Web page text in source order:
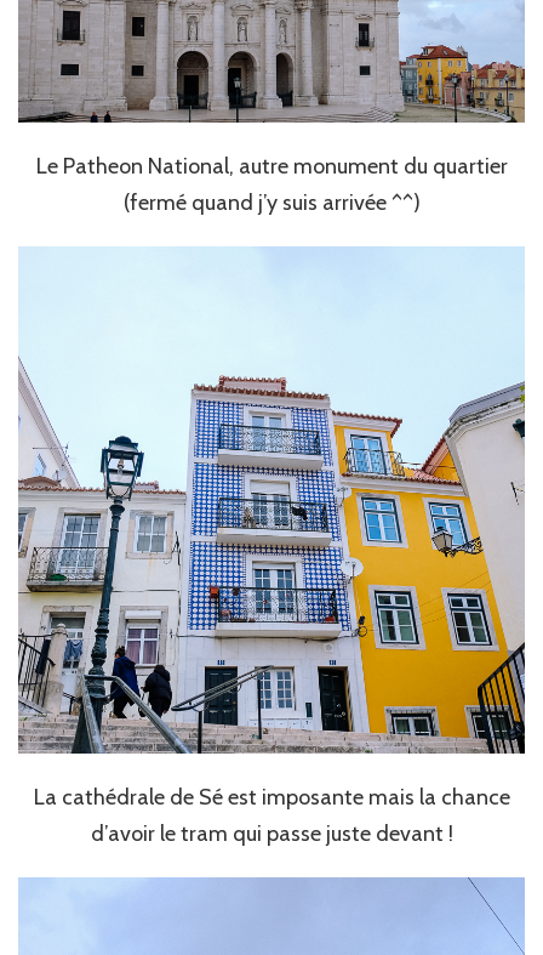
Le Patheon National, autre monument du quartier
(fermé quand j’y suis arrivée ^^)
La cathédrale de Sé est imposante mais la chance
d’avoir le tram qui passe juste devant !